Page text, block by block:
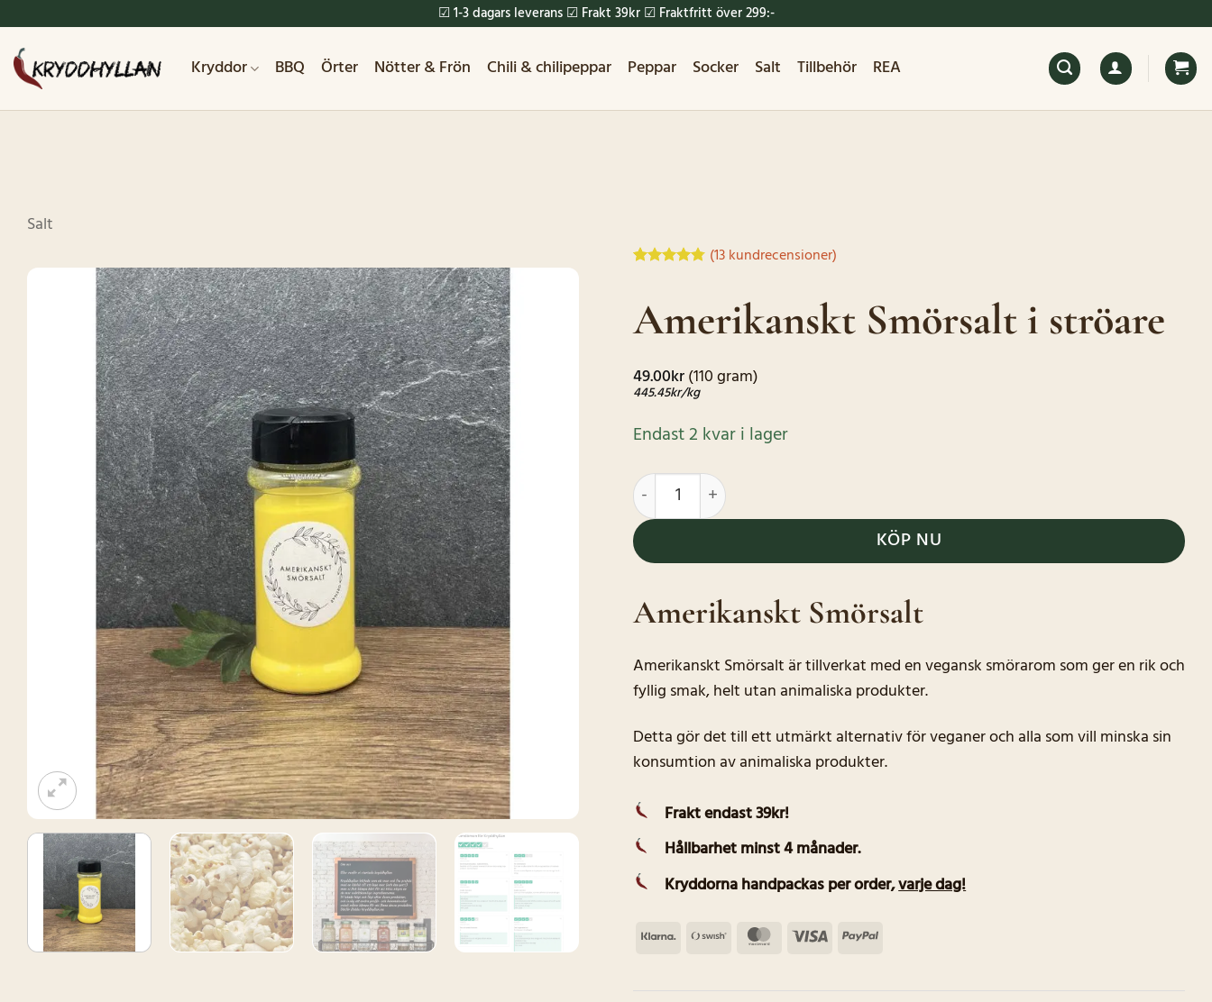
content
☑ 1-3 dagars leverans ☑ Frakt 39kr ☑ Fraktfritt över 299:-
Kryddor BBQ Örter Nötter & Frön Chili & chilipeppar Peppar Socker Salt Tillbehör REA
Salt
baserat på
kundrecensioner
(13kundrecensioner)
Amerikanskt Smörsalt i ströare
49.00kr(110 gram)
445.45kr/kg
Endast 2 kvar i lager
Amerikanskt Smörsalt i ströare mängd
KÖP NU
Amerikanskt Smörsalt
Amerikanskt Smörsalt är tillverkat med en vegansk smörarom som ger en rik och
fyllig smak, helt utan animaliska produkter.
Detta gör det till ett utmärkt alternativ för veganer och alla som vill minska sin
konsumtion av animaliska produkter.
Frakt endast 39kr!
Hållbarhet minst 4 månader.
Kryddorna handpackas per order,varje dag!
Klarna Swish
MasterCard
Visa PayPal